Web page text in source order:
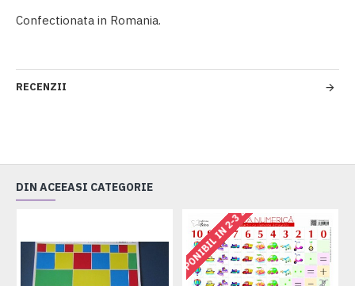
Confectionata in Romania.
RECENZII
DIN ACEEASI CATEGORIE
DISPONIBIL IN 2-3 ZILE